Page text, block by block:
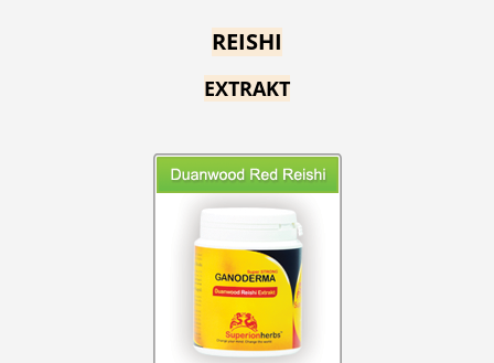
REISHI
EXTRAKT